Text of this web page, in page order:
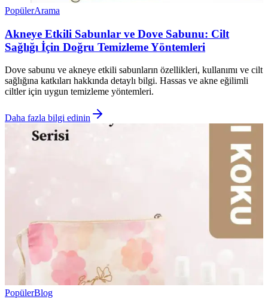
PopülerArama
Akneye Etkili Sabunlar ve Dove Sabunu: Cilt
Sağlığı İçin Doğru Temizleme Yöntemleri
Dove sabunu ve akneye etkili sabunların özellikleri, kullanımı ve cilt
sağlığına katkıları hakkında detaylı bilgi. Hassas ve akne eğilimli
ciltler için uygun temizleme yöntemleri.
Daha fazla bilgi edinin
PopülerBlog